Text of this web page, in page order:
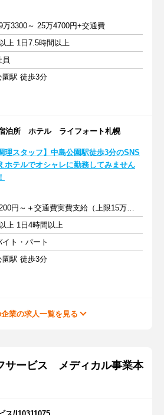
万3300～ 25万4700円+交通費
上 1日7.5時間以上
員
園駅 徒歩3分
泊所 ホテル ライフォート札幌
理スタッフ】中島公園駅徒歩3分のSNS
ホテルでオシャレに勤務してみません
時給1200円～＋交通費実費支給（上限15万円）
上 1日4時間以上
イト・パート
園駅 徒歩3分
企業の求人一覧を見る
サービス メディカル事業本